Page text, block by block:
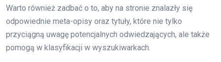
Warto również zadbać o to, aby na stronie znalazły się
odpowiednie meta-opisy oraz tytuły, które nie tylko
przyciągną uwagę potencjalnych odwiedzających, ale także
pomogą w klasyfikacji w wyszukiwarkach.